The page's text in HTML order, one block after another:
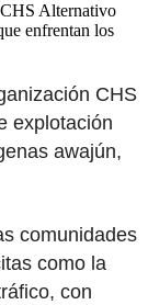
Alternativo
enfrentan los
CHS
explotación
awajún,
comunidades
como la
con